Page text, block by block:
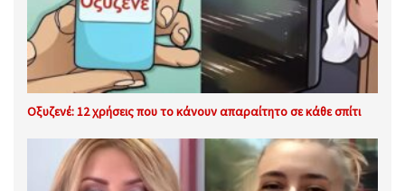
Οξυζενέ: 12 χρήσεις που το κάνουν απαραίτητο σε κάθε σπίτι